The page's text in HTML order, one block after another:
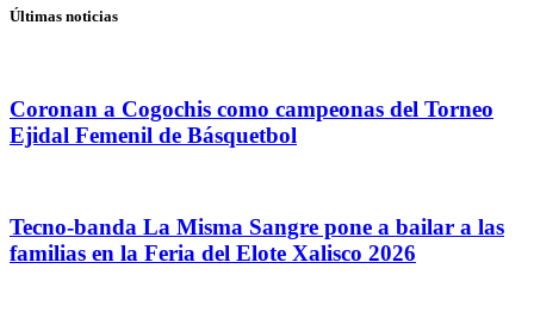
Últimas noticias
Coronan a Cogochis como campeonas del Torneo
Ejidal Femenil de Básquetbol
Tecno-banda La Misma Sangre pone a bailar a las
familias en la Feria del Elote Xalisco 2026